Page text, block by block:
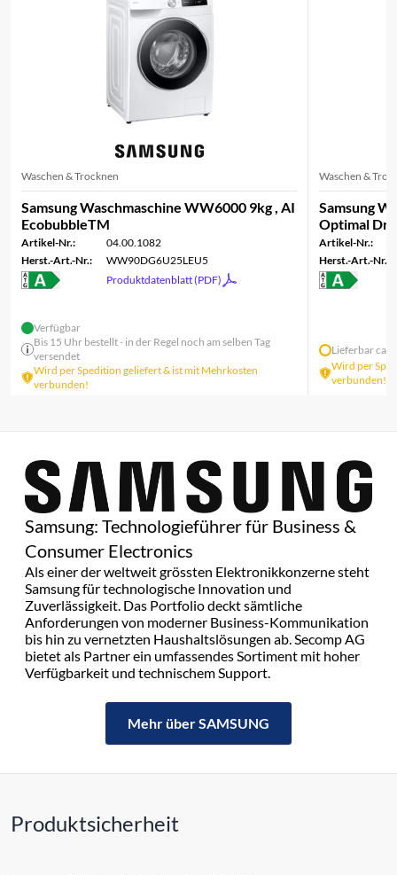
Waschen & Trocknen
Samsung Waschmaschine WW6000 9kg , AI
EcobubbleTM
Artikel-Nr.:
04.00.1082
Herst.-Art.-Nr.:
WW90DG6U25LEU5
Produktdatenblatt (PDF)
Verfügbar
Bis 15 Uhr bestellt - in der Regel noch am selben Tag
versendet
Wird per Spedition geliefert & ist mit Mehrkosten
verbunden!
Waschen &
Samsung
Optimal
Artikel-Nr.:
Herst.-Art.-Nr.:
Lieferbar ca.
Wird per
verbunden!
Samsung: Technologieführer für Business &
Consumer Electronics
Als einer der weltweit grössten Elektronikkonzerne steht
Samsung für technologische Innovation und
Zuverlässigkeit. Das Portfolio deckt sämtliche
Anforderungen von moderner Business-Kommunikation
bis hin zu vernetzten Haushaltslösungen ab. Secomp AG
bietet als Partner ein umfassendes Sortiment mit hoher
Verfügbarkeit und technischem Support.
Mehr über SAMSUNG
Produktsicherheit